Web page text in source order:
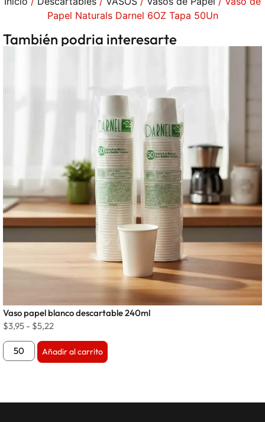
Papel Naturals Darnel 6OZ Tapa 50Un
También podria interesarte
Vaso papel blanco descartable 240ml
$3,95 - $5,22
Añadir al carrito